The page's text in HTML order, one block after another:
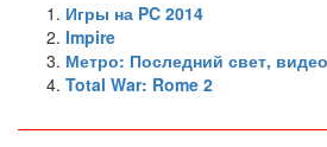
Игры на PC 2014
Impire
Метро: Последний свет, видео
Total War: Rome 2